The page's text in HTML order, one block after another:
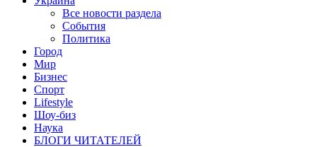
Все новости раздела
События
Политика
Город
Мир
Бизнес
Спорт
Lifestyle
Шоу-биз
Наука
БЛОГИ ЧИТАТЕЛЕЙ